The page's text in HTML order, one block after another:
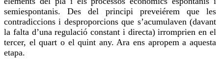
semiespontanis. Des del principi preveiérem que les
contradiccions i desproporcions que s’acumulaven (davant
la falta d’una regulació constant i directa) irromprien en el
tercer, elquart o el quint any. Ara ens apropema aquesta
etapa.